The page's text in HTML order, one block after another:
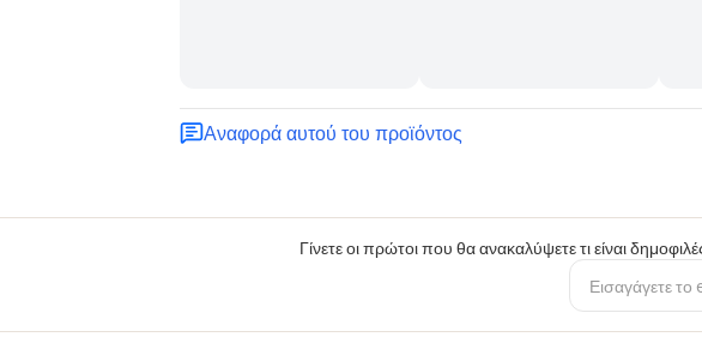
Αναφορά αυτού του προϊόντος
Γίνετε οι πρώτοι που θα ανακαλύψετε τι είναι